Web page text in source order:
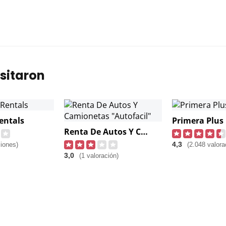
Renta De Autos Y Camionetas "Autofacil"
3,0 (1 valoración)
Primera Plus
4,3 (2.048